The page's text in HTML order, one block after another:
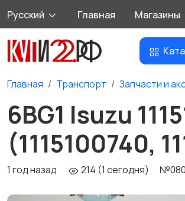
Русский Главная Магазины
Главная Транспорт Запчасти и
6BG1 Isuzu
(1115100740,
1 год назад 214 (1 сегодня)